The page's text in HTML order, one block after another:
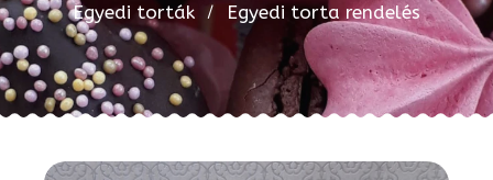
Egyedi torták Egyedi torta rendelés